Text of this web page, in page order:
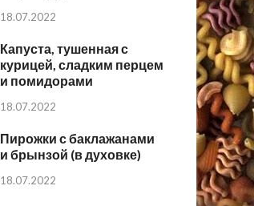
18.07.2022
Капуста, тушенная с
курицей, сладким перцем
и помидорами
18.07.2022
Пирожки с баклажанами
и брынзой (в духовке)
18.07.2022